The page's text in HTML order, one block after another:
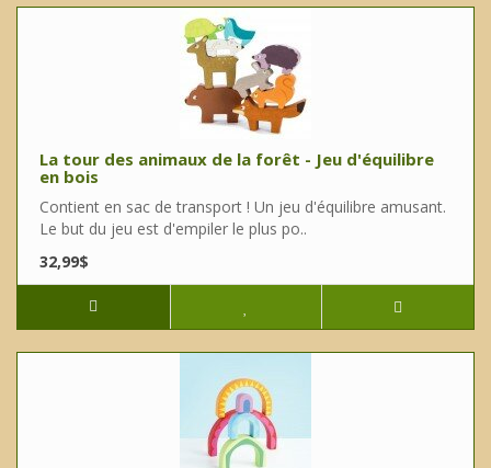
La tour des animaux de la forêt - Jeu d'équilibre
en bois
Contient en sac de transport ! Un jeu d'équilibre amusant.
Le but du jeu est d'empiler le plus po..
32,99$